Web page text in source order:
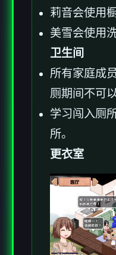
莉音会使用
美雪会使用
卫生间
所有家庭成
厕期间不可
学习闯入厕
所。
更衣室